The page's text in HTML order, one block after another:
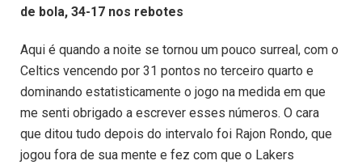
de bola, 34-17 nos rebotes
Aqui é quando a noite se tornou um pouco surreal, com o
Celtics vencendo por 31 pontos no terceiro quarto e
dominando estatisticamente o jogo na medida em que
me senti obrigado a escrever esses números. O cara
que ditou tudo depois do intervalo foi Rajon Rondo, que
jogou fora de sua mente e fez com que o Lakers